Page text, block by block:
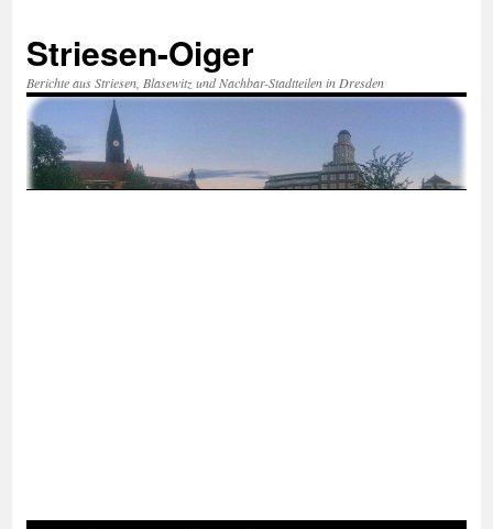
springen
Striesen-Oiger
Berichte aus Striesen, Blasewitz und Nachbar-Stadtteilen in Dresden